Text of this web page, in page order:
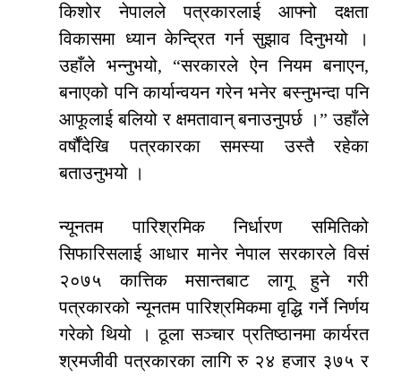
किशोर नेपालले पत्रकारलाई आफ्नो दक्षता
विकासमा ध्यान केन्द्रित गर्न सुझाव दिनुभयो ।
उहाँले भन्नुभयो, “सरकारले ऐन नियम बनाएन,
बनाएको पनि कार्यान्वयन गरेन भनेर बस्नुभन्दा पनि
आफूलाई बलियो र क्षमतावान् बनाउनुपर्छ ।” उहाँले
वर्षौंदेखि पत्रकारका समस्या उस्तै रहेका
बताउनुभयो ।
न्यूनतम पारिश्रमिक निर्धारण समितिको
सिफारिसलाई आधार मानेर नेपाल सरकारले विसं
२०७५ कात्तिक मसान्तबाट लागू हुने गरी
पत्रकारको न्यूनतम पारिश्रमिकमा वृद्धि गर्ने निर्णय
गरेको थियो । ठूला सञ्चार प्रतिष्ठानमा कार्यरत
श्रमजीवी पत्रकारका लागि रु २४ हजार ३७५ र